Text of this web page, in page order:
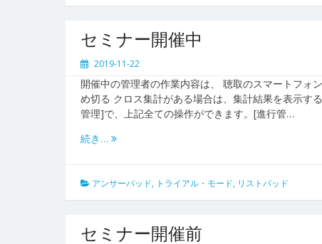
セミナー開催中
2019-11-22
開催中の管理者の作業内容は、 聴取のスマートフォ
め切る クロス集計がある場合は、集計結果を表示す
管理]で、上記全ての操作ができます。[進行管…
続き…
アンサーパッド, トライアル・モード, リストパッド
セミナー開催前